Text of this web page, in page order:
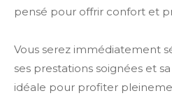
pensé pour offrir confort et
Vous serez immédiatement
ses prestations soignées et sa
idéale pour profiter